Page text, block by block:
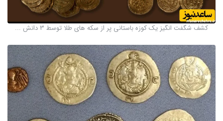
کشف شگفت انگیز یک کوزه باستانی پر از سکه های طلا توسط 3 دانش ...